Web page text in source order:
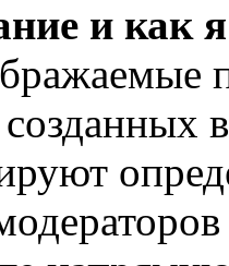
и как